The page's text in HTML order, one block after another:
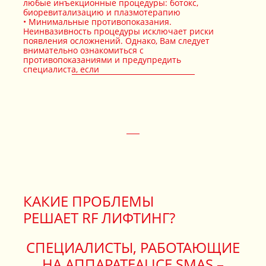
любые инъекционные процедуры: ботокс,
биоревитализацию и плазмотерапию
Минимальные противопоказания.
Неинвазивность процедуры исключает риски
появления осложнений. Однако, Вам следует
внимательно ознакомиться с
противопоказаниями и предупредить
специалиста, если
КАКИЕ ПРОБЛЕМЫ
РЕШАЕТ RF ЛИФТИНГ?
СПЕЦИАЛИСТЫ, РАБОТАЮЩИЕ